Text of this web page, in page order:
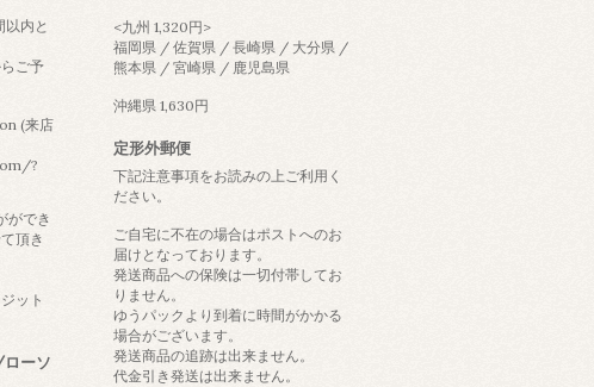
以内と
ご予
(来店
?
ができ
頂き
ット
ーソ
<九州 1,320円>
福岡県 / 佐賀県 / 長崎県 / 大分県 /
熊本県 / 宮崎県 / 鹿児島県
沖縄県 1,630円
定形外郵便
下記注意事項をお読みの上ご利用く
ださい。
ご自宅に不在の場合はポストへのお
届けとなっております。
発送商品への保険は一切付帯してお
りません。
ゆうパックより到着に時間がかかる
場合がございます。
発送商品の追跡は出来ません。
代金引き発送は出来ません。